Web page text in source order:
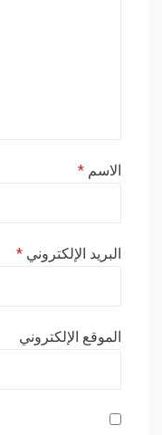
الاسم *
البريد الإلكتروني *
الموقع الإلكتروني